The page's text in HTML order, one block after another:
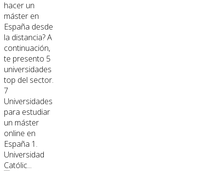
hacer un
máster en
España desde
la distancia? A
continuación,
te presento 5
universidades
top del sector.
7
Universidades
para estudiar
un máster
online en
España 1.
Universidad
Católic...